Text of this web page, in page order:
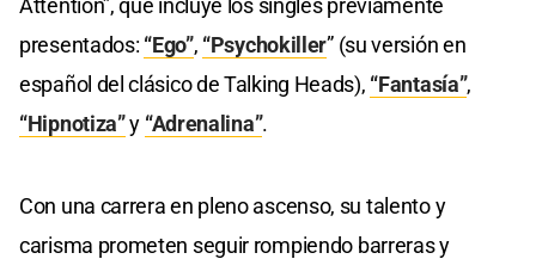
Attention”, que incluye los singles previamente
presentados: “Ego”, “Psychokiller” (su versión en
español del clásico de Talking Heads), “Fantasía”,
“Hipnotiza”y “Adrenalina”.
Con una carrera en pleno ascenso, su talento y
carisma prometen seguir rompiendo barreras y